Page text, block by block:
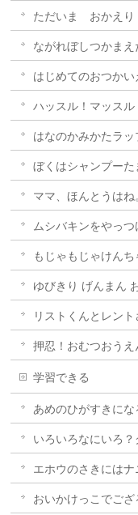
ただいま おかえり
ながれぼしつかまえ
はじめてのおつかい
ハッスル！マッスル
はなのかみかたラッ
ぼくはシャンプーた
ママ、ほんとうはね
ムシバキンをやっつ
もじゃもじゃけんち
ゆびきり げんまん
リストくんとレン
押忍！おむつおうえ
学習できる
あめのひがすきにな
いろいろなにいろ
エホウのさきにはナ
おいかけっこでござ